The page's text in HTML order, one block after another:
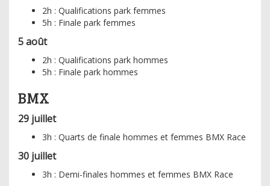
2h : Qualifications park femmes
5h : Finale park femmes
5 août
2h : Qualifications park hommes
5h : Finale park hommes
BMX
29 juillet
3h : Quarts de finale hommes et femmes BMX Race
30 juillet
3h : Demi-finales hommes et femmes BMX Race